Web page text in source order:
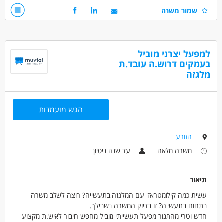
תן ביס. סל רווחה עשיר: ביטוח בריאות קבוצתי, יום חופש עלינו-ביום
ההולדת, מתנות שוות בחגים, פעילויות רווחה ועוד.
- ניסיון קודם בחלוקת סחורה
נהגים, רכב ותחבורה - נהג/ת חלוקה
מאפייני משרה
שירות צבאי מלא
שמור משרה
למפעל יצרני מוביל
בעמקים דרוש.ה עובד.ת
מלגזה
הגש מועמדות
הזורע
משרה מלאה
עד שנה ניסיון
תיאור
עשית כמה קילומטראז' עם המלגזה בתעשייה? רוצה לשלב משרה
בתחום בתעשייה? זו בדיוק המשרה בשבילך.
חדש וטרי מהתנור מפעל תעשייתי מוביל מחפש חיבור לאיש.ת מקצוע